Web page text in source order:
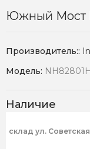
Южный Мост
Производитель::
Модель:
Наличие
склад ул.